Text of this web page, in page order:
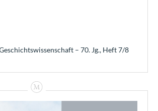
– 70. Jg., Heft 7/8